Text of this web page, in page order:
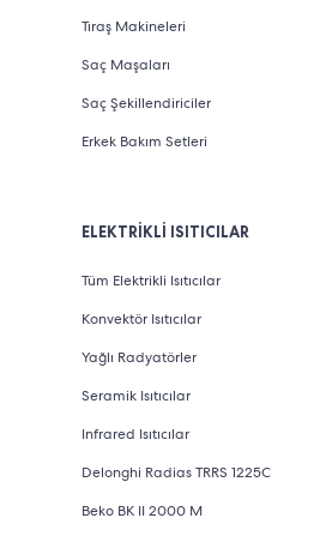
takılıp çıkarılabilir.
çift kesim teknolojisi ile
deneyimi sağlar.
Makine gövdesi üzerinden
seviyesi isteğe göre
kılı düzeltici gibi ek
artırır.
kullanım olanağı sunan yeni
bakım seti modelleri su
güvenle kullanılabilir. Pil
durumu cihaz üzerinden
Tıraş Makineleri
Saç Maşaları
Saç Şekillendiriciler
Erkek Bakım Setleri
ELEKTRİKLİ ISITICILAR
Tüm Elektrikli Isıtıcılar
Konvektör Isıtıcılar
Yağlı Radyatörler
Seramik Isıtıcılar
Infrared Isıtıcılar
Delonghi Radias TRRS 1225C
Beko BK II 2000 M